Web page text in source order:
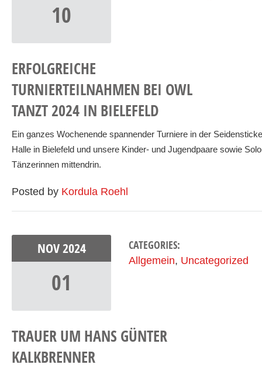
10
ERFOLGREICHE
TURNIERTEILNAHMEN BEI OWL
TANZT 2024 IN BIELEFELD
Ein ganzes Wochenende spannender Turniere in der
Halle in Bielefeld und unsere Kinder- und Jugendpaare sowie
Tänzerinnen mittendrin.
Posted by Kordula Roehl
NOV2024
01
CATEGORIES:
Allgemein, Uncategorized
TRAUER UM HANS GÜNTER
KALKBRENNER